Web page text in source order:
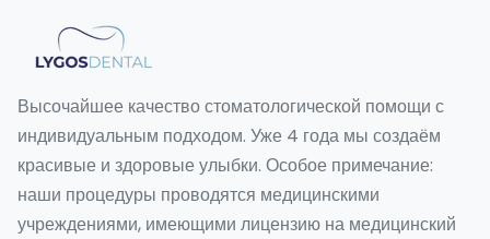
Высочайшее качество стоматологической помощи с
индивидуальным подходом. Уже 4 года мы создаём
красивые и здоровые улыбки. Особое примечание:
наши процедуры проводятся медицинскими
учреждениями, имеющими лицензию на медицинский